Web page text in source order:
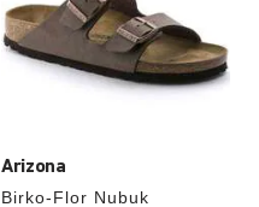
Arizona
Birko-Flor Nubuk
werden
die
Produktbilder
aktualisiert.